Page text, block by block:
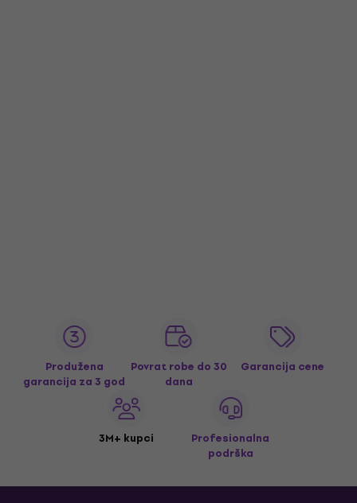
Produžena
garancija za 3 god
Povrat robe do 30
dana
Garancija cene
3M+ kupci
Profesionalna
podrška